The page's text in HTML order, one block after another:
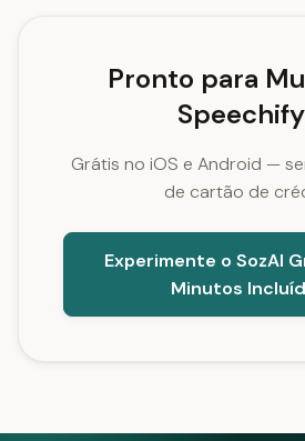
Pronto para
Grátis no iOS e Android —
de cartão de
Experimente o SozAI
Minutos